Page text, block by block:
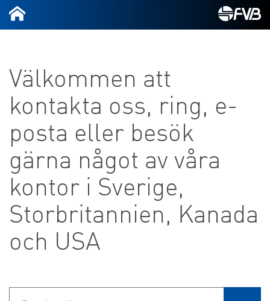
Välkommen att
kontakta oss, ring, e-
posta eller besök
gärna något av våra
kontor i Sverige,
Storbritannien, Kanada
och USA